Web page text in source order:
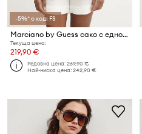
-5%* с код: FS
Marciano by Guess сако с едноредно закопчаване дамско с добавен лен JANE
Текуща цена:
219,90 €
Редовна цена:269,90 €
Най-ниска цена:242,90 €